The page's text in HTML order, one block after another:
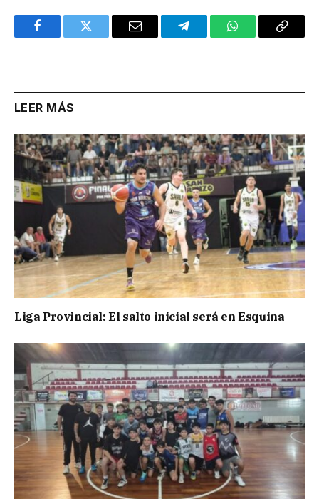
FacebookTwitter Email TelegramWhatsAppCopy
LEER MÁS
Liga Provincial: El salto inicial será en Esquina